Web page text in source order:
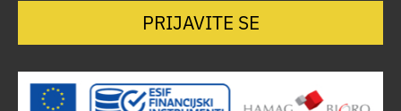
PRIJAVITE SE